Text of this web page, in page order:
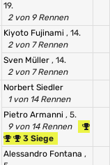
19.
2 von 9 Rennen
Kiyoto Fujinami , 14.
2 von 7 Rennen
Sven Müller , 14.
2 von 7 Rennen
Norbert Siedler
1 von 14 Rennen
Pietro Armanni , 5.
9 von 14 Rennen
3 Siege
Alessandro Fontana ,